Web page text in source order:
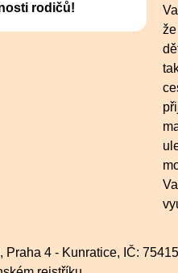
rodičů!
4 - Kunratice, IČ: